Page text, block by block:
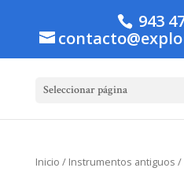
943
Seleccionar página
Inicio / Instrumentos antiguos /